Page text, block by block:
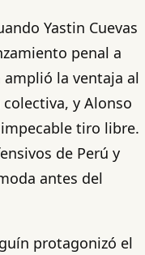
Yastin Cuevas
penal a
la ventaja al
y Alonso
tiro libre.
de Perú y
antes del
protagonizó el